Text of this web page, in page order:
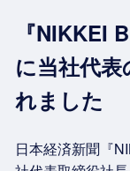
『NIKKEI
に当社代
れました
日本経済新聞『